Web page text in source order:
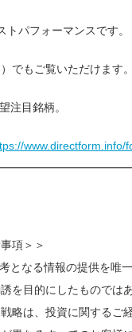
トパフォーマンスです。
でもご覧いただけます。
注目銘柄。
www.directform.info/
項＞＞
となる情報の提供を唯
を目的にしたものでは
略は、投資に関するご